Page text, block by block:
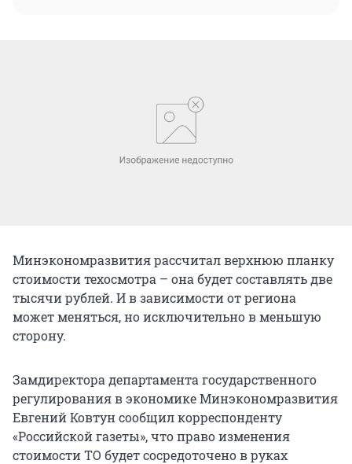
Минэкономразвития рассчитал верхнюю планку
стоимости техосмотра – она будет составлять две
тысячи рублей. И в зависимости от региона
может меняться, но исключительно в меньшую
сторону.
Замдиректора департамента государственного
регулирования в экономике Минэкономразвития
Евгений Ковтун сообщил корреспонденту
«Российской газеты», что право изменения
стоимости ТО будет сосредоточено в руках